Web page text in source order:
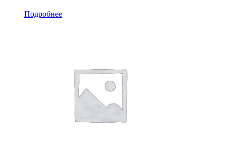
Подробнее